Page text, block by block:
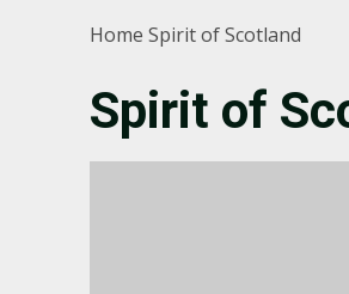
Home Spirit of Scotland
Spirit of